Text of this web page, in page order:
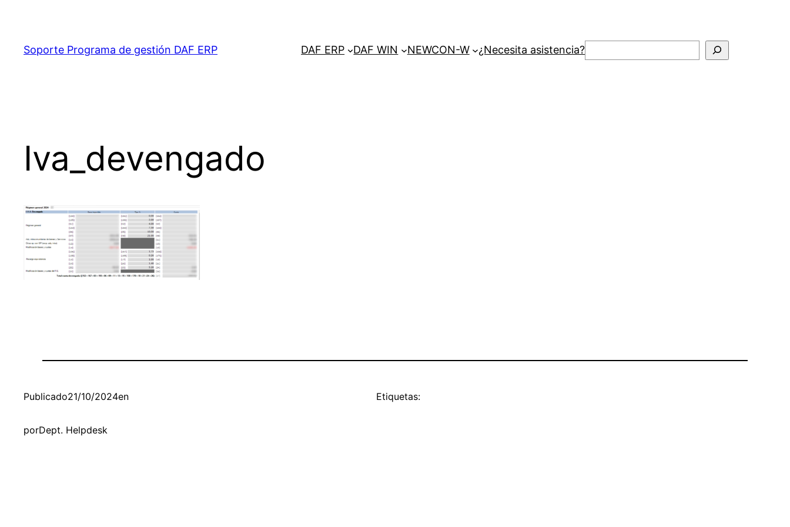
contenido
Soporte Programa de gestión DAF ERP DAF ERP DAF WIN NEWCON-W ¿Necesita asistencia?Buscar
Iva_devengado
Publicado21/10/2024en
porDept. Helpdesk
Etiquetas: